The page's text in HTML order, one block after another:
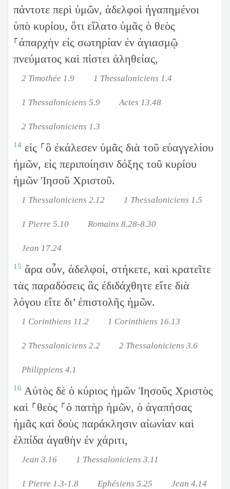
πάντοτε περὶ ὑμῶν, ἀδελφοὶ ἠγαπημένοι
ὑπὸ κυρίου, ὅτι εἵλατο ὑμᾶς ὁ θεὸς
⸀ἀπαρχὴν εἰς σωτηρίαν ἐν ἁγιασμῷ
πνεύματος καὶ πίστει ἀληθείας,
2 Timothée 1.9 1 Thessaloniciens 1.4
1 Thessaloniciens 5.9 Actes 13.48
2 Thessaloniciens 1.3
14 εἰς ⸀ὃ ἐκάλεσεν ὑμᾶς διὰ τοῦ εὐαγγελίου
ἡμῶν, εἰς περιποίησιν δόξης τοῦ κυρίου
ἡμῶν Ἰησοῦ Χριστοῦ.
1 Thessaloniciens 2.12 1 Thessaloniciens 1.5
1 Pierre 5.10 Romains 8.28-8.30
Jean 17.24
15 ἄρα οὖν, ἀδελφοί, στήκετε, καὶ κρατεῖτε
τὰς παραδόσεις ἃς ἐδιδάχθητε εἴτε διὰ
λόγου εἴτε δι’ ἐπιστολῆς ἡμῶν.
1 Corinthiens 11.2 1 Corinthiens 16.13
2 Thessaloniciens 2.2 2 Thessaloniciens 3.6
Philippiens 4.1
16 Αὐτὸς δὲ ὁ κύριος ἡμῶν Ἰησοῦς Χριστὸς
καὶ ⸀θεὸς ⸀ὁ πατὴρ ἡμῶν, ὁ ἀγαπήσας
ἡμᾶς καὶ δοὺς παράκλησιν αἰωνίαν καὶ
ἐλπίδα ἀγαθὴν ἐν χάριτι,
Jean 3.16 1 Thessaloniciens 3.11
1 Pierre 1.3-1.8 Ephésiens 5.25 Jean 4.14